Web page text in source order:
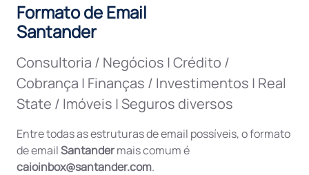
Formato de Email
Santander
Consultoria / Negócios |Crédito /
Cobrança | Finanças / Investimentos | Real
State / Imóveis |Seguros diversos
Entre todas as estruturas de email possíveis, o formato
de emailSantandermais comum é
caioinbox@santander.com.